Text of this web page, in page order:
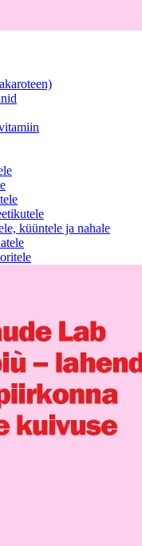
küüntele ja nahale